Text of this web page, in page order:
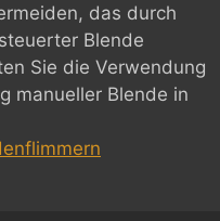
das durch
Blende
Sie die Verwendung
manueller Blende in